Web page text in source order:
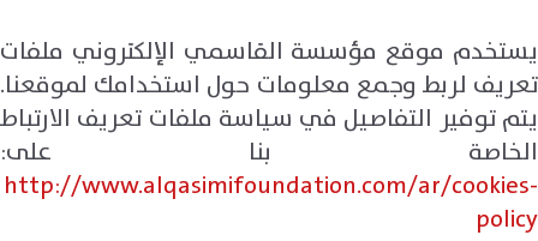
يستخدم موقع مؤسسة القاسمي الإلكتروني ملفات
تعريف لربط وجمع معلومات حول استخدامك لموقعنا.
يتم توفير التفاصيل في سياسة ملفات تعريف الارتباط
الخاصة بنا على:
http://www.alqasimifoundation.com/ar/cookies-
policy